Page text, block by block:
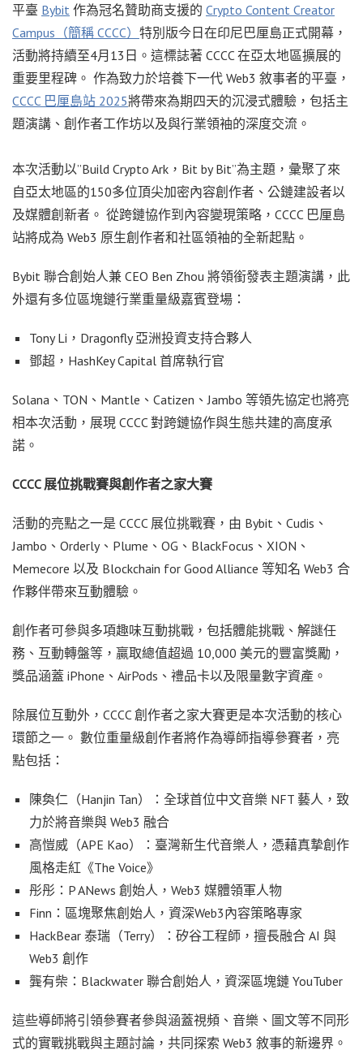
平臺 Bybit 作為冠名贊助商支援的 Crypto Content Creator
Campus（簡稱 CCCC） 特別版今日在印尼巴厘島正式開幕，
活動將持續至4月13日。這標誌著 CCCC 在亞太地區擴展的
重要里程碑。 作為致力於培養下一代 Web3 敘事者的平臺，
CCCC 巴厘島站 2025將帶來為期四天的沉浸式體驗，包括主
題演講、創作者工作坊以及與行業領袖的深度交流。
本次活動以”Build Crypto Ark，Bit by Bit”為主題，彙聚了來
自亞太地區的150多位頂尖加密內容創作者、公鏈建設者以
及媒體創新者。 從跨鏈協作到內容變現策略，CCCC 巴厘島
站將成為 Web3 原生創作者和社區領袖的全新起點。
Bybit 聯合創始人兼 CEO Ben Zhou 將領銜發表主題演講，此
外還有多位區塊鏈行業重量級嘉賓登場：
Tony Li，Dragonfly 亞洲投資支持合夥人
鄧超，HashKey Capital 首席執行官
Solana、TON、Mantle、Catizen、Jambo 等領先協定也將亮
相本次活動，展現 CCCC 對跨鏈協作與生態共建的高度承
諾。
CCCC 展位挑戰賽與創作者之家大賽
活動的亮點之一是 CCCC 展位挑戰賽，由 Bybit、Cudis、
Jambo、Orderly、Plume、OG、BlackFocus、XION、
Memecore 以及 Blockchain for Good Alliance 等知名 Web3 合
作夥伴帶來互動體驗。
創作者可參與多項趣味互動挑戰，包括體能挑戰、解謎任
務、互動轉盤等，贏取總值超過 10,000 美元的豐富獎勵，
獎品涵蓋 iPhone、AirPods、禮品卡以及限量數字資產。
除展位互動外，CCCC 創作者之家大賽更是本次活動的核心
環節之一。 數位重量級創作者將作為導師指導參賽者，亮
點包括：
陳奐仁（Hanjin Tan）：全球首位中文音樂 NFT 藝人，致
力於將音樂與 Web3 融合
高愷威（APE Kao）：臺灣新生代音樂人，憑藉真摯創作
風格走紅《The Voice》
彤彤：P ANews 創始人，Web3 媒體領軍人物
Finn：區塊聚焦創始人，資深Web3內容策略專家
HackBear 泰瑞（Terry）：矽谷工程師，擅長融合 AI 與
Web3 創作
龔有柴：Blackwater 聯合創始人，資深區塊鏈 YouTuber
這些導師將引領參賽者參與涵蓋視頻、音樂、圖文等不同形
式的實戰挑戰與主題討論，共同探索 Web3 敘事的新邊界。